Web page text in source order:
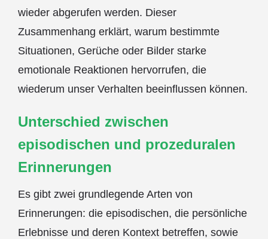
wieder abgerufen werden. Dieser
Zusammenhang erklärt, warum bestimmte
Situationen, Gerüche oder Bilder starke
emotionale Reaktionen hervorrufen, die
wiederum unser Verhalten beeinflussen können.
Unterschied zwischen
episodischen und prozeduralen
Erinnerungen
Es gibt zwei grundlegende Arten von
Erinnerungen: die episodischen, die persönliche
Erlebnisse und deren Kontext betreffen, sowie